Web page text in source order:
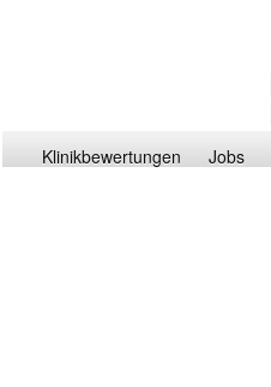
Klinikbewertungen Jobs